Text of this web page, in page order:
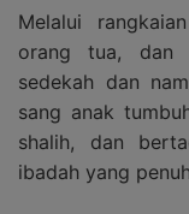
Melalui
orang tua, dan
sedekah dan
sang anak
shalih, dan
ibadah yang